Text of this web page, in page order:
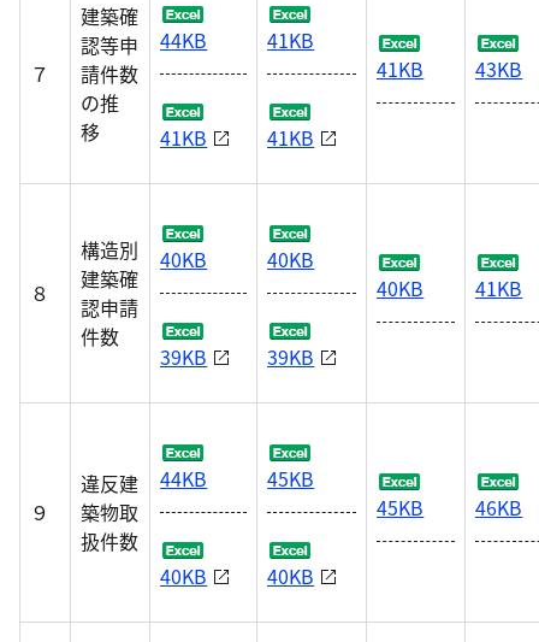
７
建築確
認等申
請件数
の推
移
44KB
41KB
41KB
41KB
41KB 43KB
８
構造別
建築確
認申請
件数
40KB
39KB
40KB
39KB
40KB 41KB
９
違反建
築物取
扱件数
44KB
40KB
45KB
40KB
45KB 46KB